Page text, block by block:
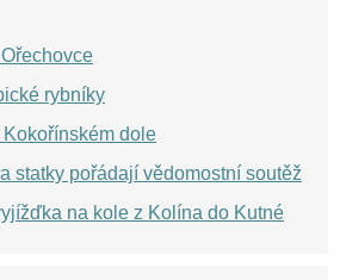
rybníky
dole
statky pořádají vědomostní soutěž
na kole z Kolína do Kutné